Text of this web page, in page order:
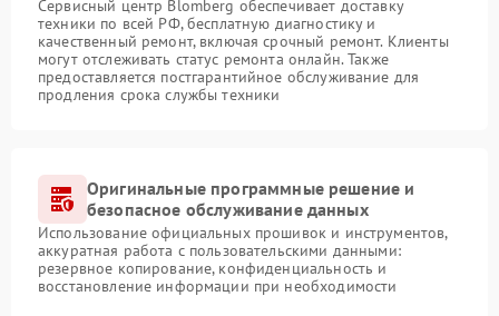
Сервисный центр Blomberg обеспечивает доставку
техники по всей РФ, бесплатную диагностику и
качественный ремонт, включая срочный ремонт. Клиенты
могут отслеживать статус ремонта онлайн. Также
предоставляется постгарантийное обслуживание для
продления срока службы техники
Оригинальные программные решение и
безопасное обслуживание данных
Использование официальных прошивок и инструментов,
аккуратная работа с пользовательскими данными:
резервное копирование, конфиденциальность и
восстановление информации при необходимости